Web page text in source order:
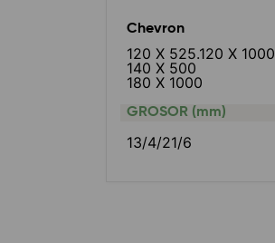
Chevron
120 X 525.120 X 1000
140 X 500
180 X 1000
GROSOR (mm)
13/4/21/6